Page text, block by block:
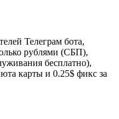
Телеграм бота,
рублями (СБП),
бесплатно),
карты и 0.25$ фикс за